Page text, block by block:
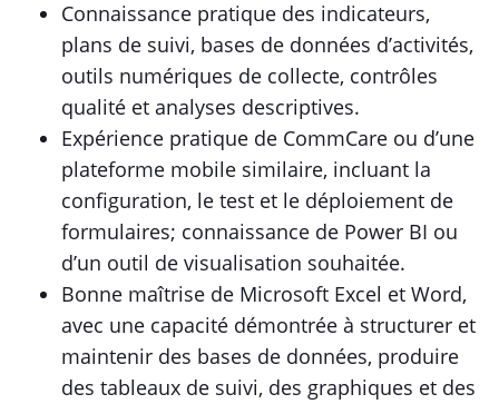
Connaissance pratique des indicateurs,
plans de suivi, bases de données d’activités,
outils numériques de collecte, contrôles
qualité et analyses descriptives.
Expérience pratique de CommCare ou d’une
plateforme mobile similaire, incluant la
configuration, le test et le déploiement de
formulaires; connaissance de Power BI ou
d’un outil de visualisation souhaitée.
Bonne maîtrise de Microsoft Excel et Word,
avec une capacité démontrée à structurer et
maintenir des bases de données, produire
des tableaux de suivi, des graphiques et des